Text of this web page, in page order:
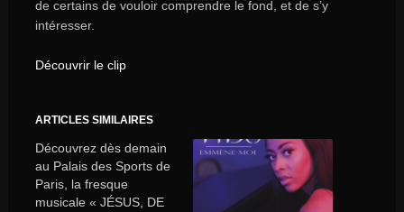
de certains de vouloir comprendre le fond, et de s’y
intéresser.
Découvrir le clip
ARTICLES SIMILAIRES
Découvrez dès demain
au Palais des Sports de
Paris, la fresque
musicale « JÉSUS, DE